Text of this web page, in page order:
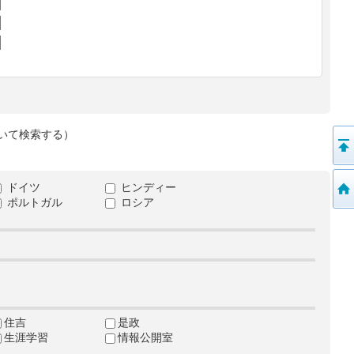
検索する）
ドイツ
ヒンディー
ポルトガル
ロシア
住吉
是政
生涯学習
情報公開室